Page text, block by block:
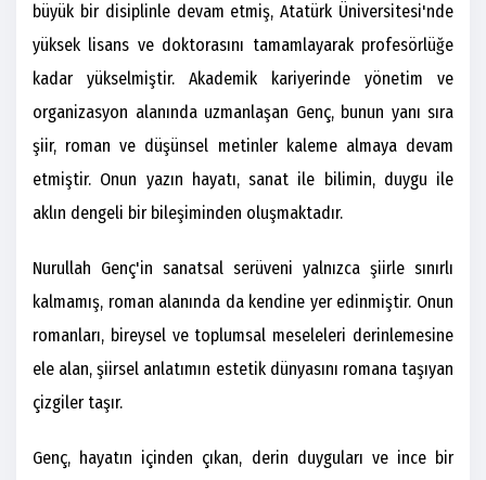
büyük bir disiplinle devam etmiş, Atatürk Üniversitesi'nde
yüksek lisans ve doktorasını tamamlayarak profesörlüğe
kadar yükselmiştir. Akademik kariyerinde yönetim ve
organizasyon alanında uzmanlaşan Genç, bunun yanı sıra
şiir, roman ve düşünsel metinler kaleme almaya devam
etmiştir. Onun yazın hayatı, sanat ile bilimin, duygu ile
aklın dengeli bir bileşiminden oluşmaktadır.
Nurullah Genç'in sanatsal serüveni yalnızca şiirle sınırlı
kalmamış, roman alanında da kendine yer edinmiştir. Onun
romanları, bireysel ve toplumsal meseleleri derinlemesine
ele alan, şiirsel anlatımın estetik dünyasını romana taşıyan
çizgiler taşır.
Genç, hayatın içinden çıkan, derin duyguları ve ince bir